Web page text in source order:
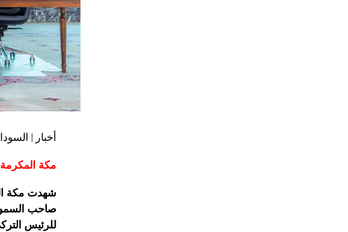
أخبار |
مكة
شهدت مكة
صاحب السمو
للرئيس